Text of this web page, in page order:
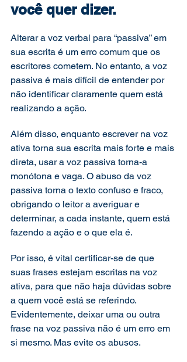
você quer dizer.
Alterar a voz verbal para “passiva” em
sua escrita é um erro comum que os
escritores cometem. No entanto, a voz
passiva é mais difícil de entender por
não identificar claramente quem está
realizando a ação.
Além disso, enquanto escrever na voz
ativa torna sua escrita mais forte e mais
direta, usar a voz passiva torna-a
monótona e vaga. O abuso da voz
passiva torna o texto confuso e fraco,
obrigando o leitor a averiguar e
determinar, a cada instante, quem está
fazendo a ação e o que ela é.
Por isso, é vital certificar-se de que
suas frases estejam escritas na voz
ativa, para que não haja dúvidas sobre
a quem você está se referindo.
Evidentemente, deixar uma ou outra
frase na voz passiva não é um erro em
si mesmo. Mas evite os abusos.